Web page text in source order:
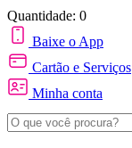
Quantidade: 0
Baixe o App
Cartão e Serviços
Minha conta